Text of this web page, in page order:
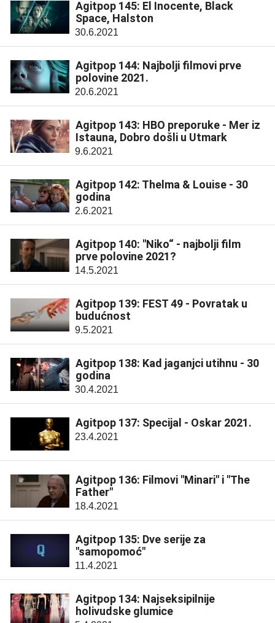
Agitpop 145: El Inocente, Black
Space, Halston
30.6.2021
Agitpop 144: Najbolji filmovi prve
polovine 2021.
20.6.2021
Agitpop 143: HBO preporuke - Mer iz
Istauna, Dobro došli u Utmark
9.6.2021
Agitpop 142: Thelma & Louise - 30
godina
2.6.2021
Agitpop 140: "Niko“ - najbolji film
prve polovine 2021?
14.5.2021
Agitpop 139: FEST 49 - Povratak u
budućnost
9.5.2021
Agitpop 138: Kad jaganjci utihnu - 30
godina
30.4.2021
Agitpop 137: Specijal - Oskar 2021.
23.4.2021
Agitpop 136: Filmovi "Minari" i "The
Father"
18.4.2021
Agitpop 135: Dve serije za
"samopomoć"
11.4.2021
Agitpop 134: Najseksipilnije
holivudske glumice